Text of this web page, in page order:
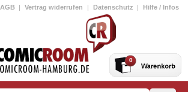
AGB | Vertrag widerrufen | Datenschutz | Hilfe / Infos
0